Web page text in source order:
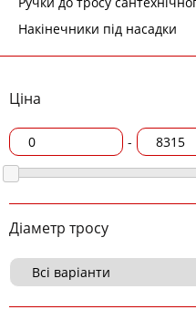
Накінечники під насадки
Ціна
-
Діаметр тросу